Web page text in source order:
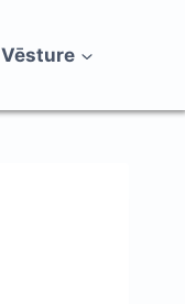
Vēsture